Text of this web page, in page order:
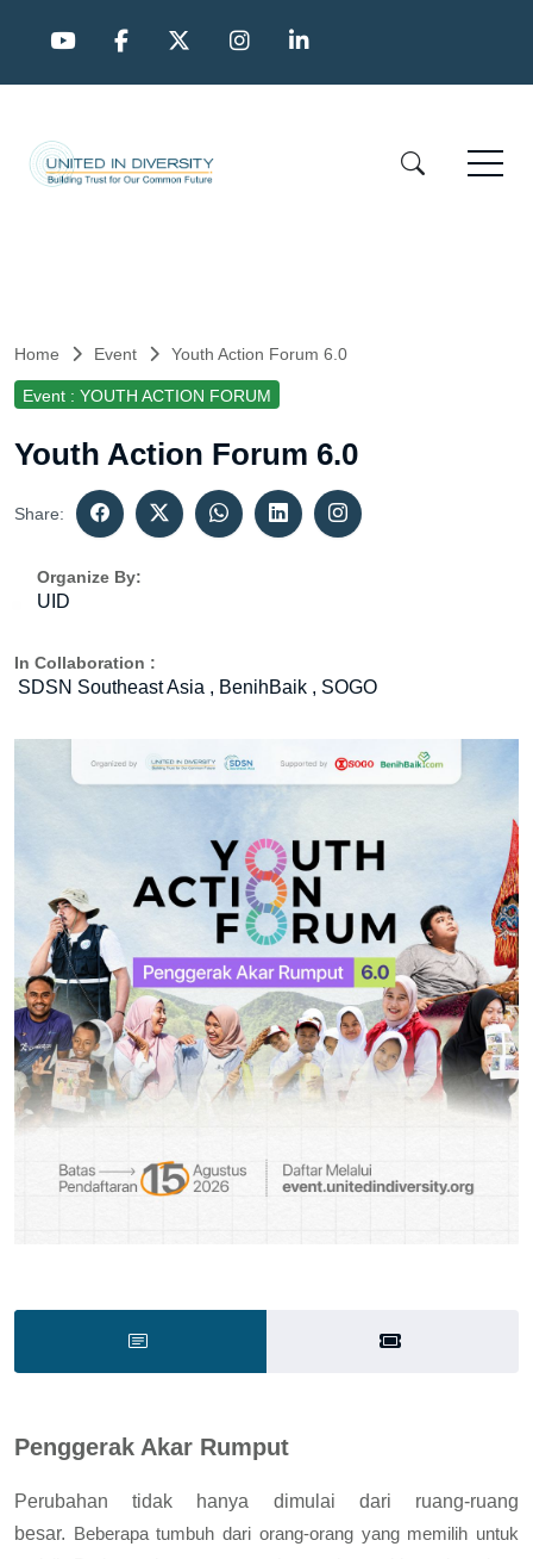
Home Event Youth Action Forum 6.0
Event : YOUTH ACTION FORUM
Youth Action Forum 6.0
Share:
Organize By:
UID
In Collaboration :
SDSN Southeast Asia , BenihBaik , SOGO
Penggerak Akar Rumput
Perubahan tidak hanya dimulai dari ruang-ruang
besar. Beberapa tumbuh dari orang-orang yang memilih untuk